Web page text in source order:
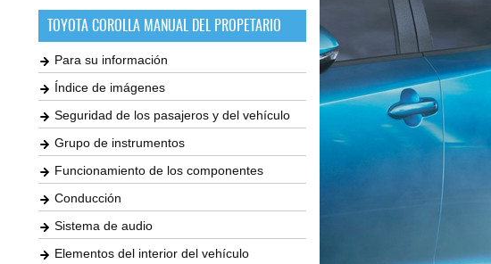
TOYOTA COROLLA MANUAL DEL PROPETARIO
Para su información
Índice de imágenes
Seguridad de los pasajeros y del vehículo
Grupo de instrumentos
Funcionamiento de los componentes
Conducción
Sistema de audio
Elementos del interior del vehículo